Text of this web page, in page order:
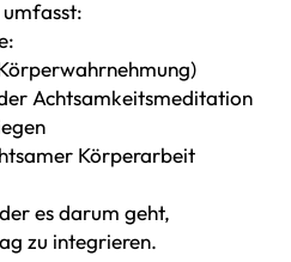
Achtsamkeitsmeditation
Körperarbeit
es darum geht,
zu integrieren.